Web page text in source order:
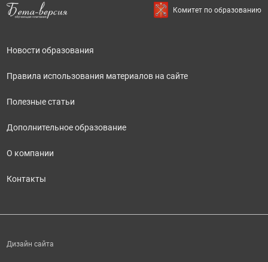
Комитет по образованию
Новости образования
Правила использования материалов на сайте
Полезные статьи
Дополнительное образование
О компании
Контакты
Дизайн сайта